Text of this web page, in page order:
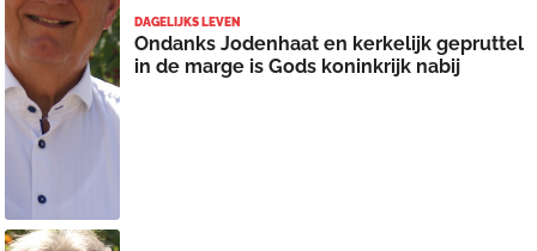
DAGELIJKS LEVEN
Ondanks Jodenhaat en kerkelijk gepruttel
in de marge is Gods koninkrijk nabij